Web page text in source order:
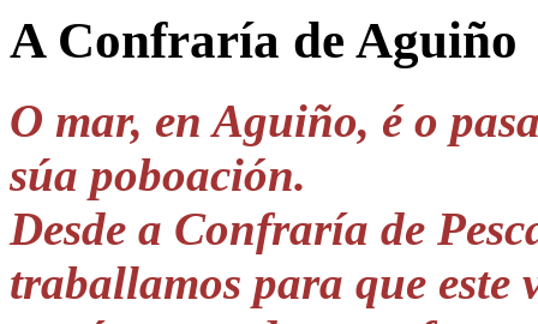
A Confraría de Aguiño
O mar, en Aguiño, é o
súa poboación.
Desde a Confraría de
traballamos para que